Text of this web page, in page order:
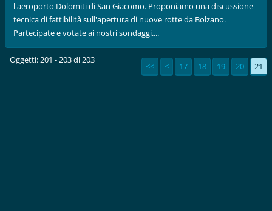
l'aeroporto Dolomiti di San Giacomo. Proponiamo una discussione
tecnica di fattibilità sull'apertura di nuove rotte da Bolzano.
Partecipate e votate ai nostri sondaggi....
Oggetti: 201 - 203 di 203
<< < 17 18 19 20 21